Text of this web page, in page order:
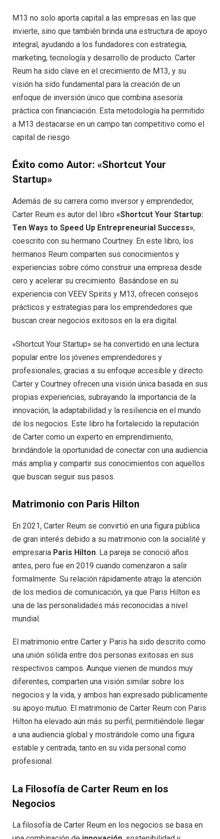
M13 no solo aporta capital a las empresas en las que
invierte, sino que también brinda una estructura de apoyo
integral, ayudando a los fundadores con estrategia,
marketing, tecnología y desarrollo de producto. Carter
Reum ha sido clave en el crecimiento de M13, y su
visión ha sido fundamental para la creación de un
enfoque de inversión único que combina asesoría
práctica con financiación. Esta metodología ha permitido
a M13 destacarse en un campo tan competitivo como el
capital de riesgo.
Éxito como Autor: «Shortcut Your
Startup»
Además de su carrera como inversor y emprendedor,
Carter Reum es autor del libro «Shortcut Your Startup:
Ten Ways to Speed Up Entrepreneurial Success»,
coescrito con su hermano Courtney. En este libro, los
hermanos Reum comparten sus conocimientos y
experiencias sobre cómo construir una empresa desde
cero y acelerar su crecimiento. Basándose en su
experiencia con VEEV Spirits y M13, ofrecen consejos
prácticos y estrategias para los emprendedores que
buscan crear negocios exitosos en la era digital.
«Shortcut Your Startup» se ha convertido en una lectura
popular entre los jóvenes emprendedores y
profesionales, gracias a su enfoque accesible y directo.
Carter y Courtney ofrecen una visión única basada en sus
propias experiencias, subrayando la importancia de la
innovación, la adaptabilidad y la resiliencia en el mundo
de los negocios. Este libro ha fortalecido la reputación
de Carter como un experto en emprendimiento,
brindándole la oportunidad de conectar con una audiencia
más amplia y compartir sus conocimientos con aquellos
que buscan seguir sus pasos.
Matrimonio con Paris Hilton
En 2021, Carter Reum se convirtió en una figura pública
de gran interés debido a su matrimonio con la socialité y
empresaria Paris Hilton. La pareja se conoció años
antes, pero fue en 2019 cuando comenzaron a salir
formalmente. Su relación rápidamente atrajo la atención
de los medios de comunicación, ya que Paris Hilton es
una de las personalidades más reconocidas a nivel
mundial.
El matrimonio entre Carter y Paris ha sido descrito como
una unión sólida entre dos personas exitosas en sus
respectivos campos. Aunque vienen de mundos muy
diferentes, comparten una visión similar sobre los
negocios y la vida, y ambos han expresado públicamente
su apoyo mutuo. El matrimonio de Carter Reum con Paris
Hilton ha elevado aún más su perfil, permitiéndole llegar
a una audiencia global y mostrándole como una figura
estable y centrada, tanto en su vida personal como
profesional.
La Filosofía de Carter Reum en los
Negocios
La filosofía de Carter Reum en los negocios se basa en